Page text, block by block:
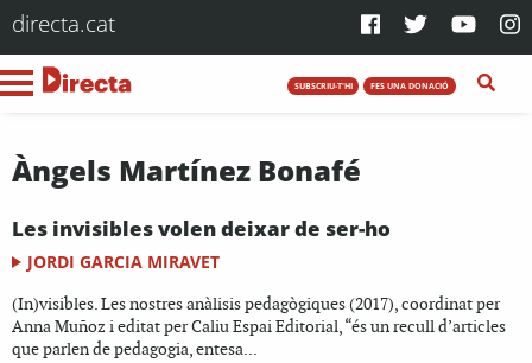
directa.cat
SUBSCRIU-T'HI FES UNA DONACIÓ
Àngels Martínez Bonafé
Les invisibles volen deixar de ser-ho
JORDI GARCIA MIRAVET
(In)visibles. Les nostres anàlisis pedagògiques (2017), coordinat per
Anna Muñoz i editat per Caliu Espai Editorial, “és un recull d’articles
que parlen de pedagogia, entesa...